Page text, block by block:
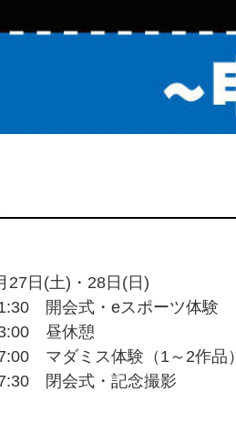
27日(土)・28日(日)
開会式・eスポーツ体験
昼休憩
マダミス体験（1～2作品）
閉会式・記念撮影